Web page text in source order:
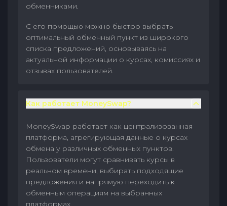
обменниками.
С его помощью можно быстро выбрать
оптимальный обменный пункт из широкого
списка предложений, основываясь на
актуальной информации о курсах, комиссиях и
отзывах пользователей.
Как работает MoneySwap?
MoneySwap работает как централизованная
платформа, агрегирующая данные о курсах
обмена у различных обменных пунктов.
Пользователи могут сравнивать курсы в
реальном времени, выбирать подходящие
предложения и напрямую переходить к
обменным операциям на выбранных
платформах.